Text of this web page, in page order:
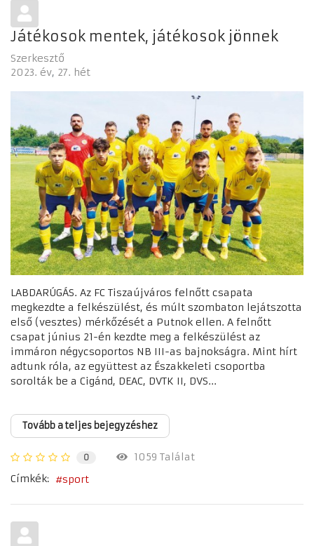
Játékosok mentek, játékosok jönnek
Szerkesztő
2023. év 27. hét
LABDARÚGÁS. Az FC Tiszaújváros felnőtt csapata
megkezdte a felkészülést, és múlt szombaton lejátszotta
első (vesztes) mérkőzését a Putnok ellen. A felnőtt
csapat június 21-én kezdte meg a felkészülést az
immáron négycsoportos NB III-as bajnokságra. Mint hírt
adtunk róla, az együttest az Északkeleti csoportba
sorolták be a Cigánd, DEAC, DVTK II, DVS...
Tovább a teljes bejegyzéshez
0
1059 Találat
Címkék:
sport